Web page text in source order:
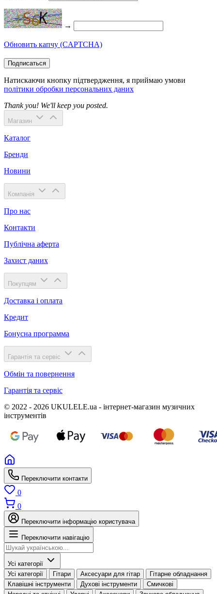
→
Обновить капчу (CAPTCHA)
Подписаться
Натискаючи кнопку підтвердження, я приймаю умови
політики обробки персональних даних
Thank you! We'll keep you posted.
Магазин
Каталог
Бренди
Новини
Компанія
Про нас
Контакти
Публічна аферта
Захист даних
Покупцям
Доставка і оплата
Кредит
Бонусна программа
Гарантія та сервіс
Обмін та повернення
Гарантія та сервіс
© 2022 - 2026 UKULELE.ua - інтернет-магазин музичних
інструментів
Переключити контакти
0
0
Переключити інформацію користувача
Переключити навігацію
Усі категорії
Усі категорії
Гітари Аксесуари для гітар
Гітарне обладнання
Клавішні інструменти
Духові інструменти
Смичкові